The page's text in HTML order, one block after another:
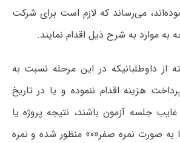
می‌رساند که لازم است برای شرکت
به موارد به شرح ذیل اقدام نمایند.
داوطلبانیکه در این مرحله نسبت به
هزینه اقدام ننموده و یا در تاریخ
غایب جلسه آزمون باشند، نتیجه پروژه یا
آزمون عملی برای آنها به صورت نمره صفر«۰» منظور شده و نمره